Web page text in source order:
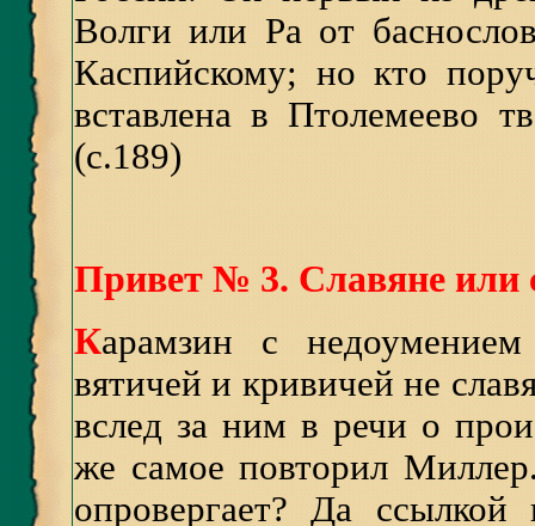
Волги или Ра от
Каспийскому; но кто
вставлена в Птолемеево
(с.189)
Привет № 3. Славяне или
Карамзин с
вятичей и кривичей не
вслед за ним в речи о
же самое повторил
опровергает? Да